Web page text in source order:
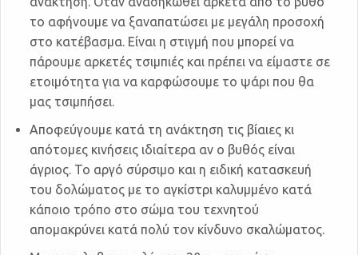
το αφήνουμε να ξαναπατώσει με μεγάλη προσοχή
στο κατέβασμα. Είναι η στιγμή που μπορεί να
πάρουμε αρκετές τσιμπιές και πρέπει να είμαστε σε
ετοιμότητα για να καρφώσουμε το ψάρι που θα
μας τσιμπήσει.
Αποφεύγουμε κατά τη ανάκτηση τις βίαιες κι
απότομες κινήσεις ιδιαίτερα αν ο βυθός είναι
άγριος. Το αργό σύρσιμο και η ειδική κατασκευή
του δολώματος με το αγκίστρι καλυμμένο κατά
κάποιο τρόπο στο σώμα του τεχνητού
απομακρύνει κατά πολύ τον κίνδυνο σκαλώματος.